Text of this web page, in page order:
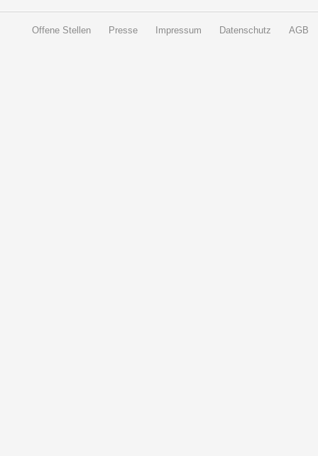
Offene Stellen Presse Impressum Datenschutz AGB